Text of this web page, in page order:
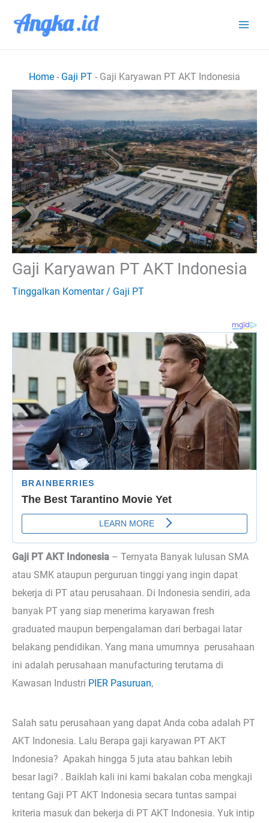
Home - Gaji PT - Gaji Karyawan PT AKT Indonesia
Gaji Karyawan PT AKT Indonesia
Tinggalkan Komentar / Gaji PT
Gaji PT AKT Indonesia – Ternyata Banyak lulusan SMA
atau SMK ataupun perguruan tinggi yang ingin dapat
bekerja di PT atau perusahaan. Di Indonesia sendiri, ada
banyak PT yang siap menerima karyawan fresh
graduated maupun berpengalaman dari berbagai latar
belakang pendidikan. Yang mana umumnya perusahaan
ini adalah perusahaan manufacturing terutama di
Kawasan Industri PIER Pasuruan,
Salah satu perusahaan yang dapat Anda coba adalah PT
AKT Indonesia. Lalu Berapa gaji karyawan PT AKT
Indonesia? Apakah hingga 5 juta atau bahkan lebih
besar lagi? . Baiklah kali ini kami bakalan coba mengkaji
tentang Gaji PT AKT Indonesia secara tuntas sampai
kriteria masuk dan bekerja di PT AKT Indonesia. Yuk intip